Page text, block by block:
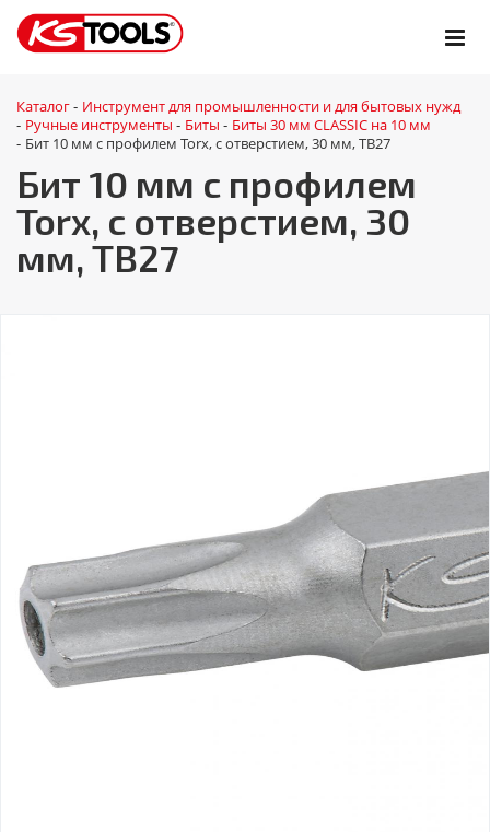
Каталог - Инструмент для промышленности и для бытовых нужд
- Ручные инструменты - Биты - Биты 30 мм CLASSIC на 10 мм
- Бит 10 мм с профилем Torx, с отверстием, 30 мм, ТВ27
Бит 10 мм с профилем
Torx, с отверстием, 30
мм, ТВ27